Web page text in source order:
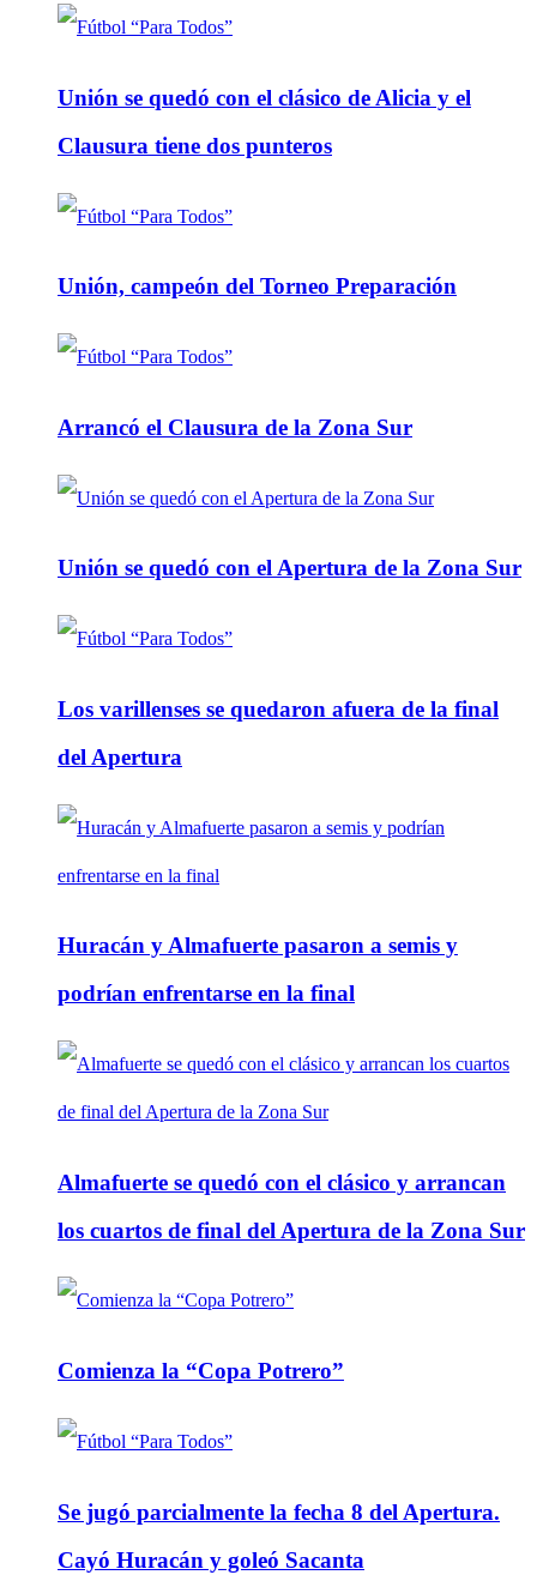
Unión se quedó con el clásico de Alicia y el
Clausura tiene dos punteros
Unión, campeón del Torneo Preparación
Arrancó el Clausura de la Zona Sur
Unión se quedó con el Apertura de la Zona Sur
Los varillenses se quedaron afuera de la final
del Apertura
Huracán y Almafuerte pasaron a semis y
podrían enfrentarse en la final
Almafuerte se quedó con el clásico y arrancan
los cuartos de final del Apertura de la Zona Sur
Comienza la “Copa Potrero”
Se jugó parcialmente la fecha 8 del Apertura.
Cayó Huracán y goleó Sacanta